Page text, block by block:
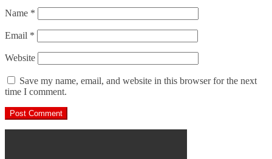
Name *
Email *
Website
Save my name, email, and website in this browser for the next
time I comment.